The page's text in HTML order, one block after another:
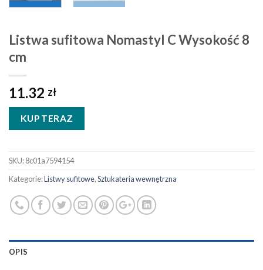
Listwa sufitowa Nomastyl C Wysokość 8
cm
11.32 zł
KUP TERAZ
SKU:8c01a7594154
Kategorie:Listwy sufitowe,Sztukateria wewnętrzna
OPIS